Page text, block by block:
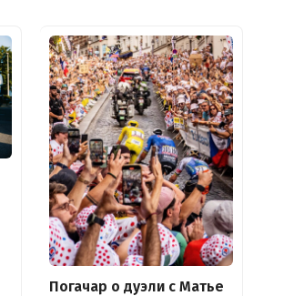
Погачар о дуэли с Матье